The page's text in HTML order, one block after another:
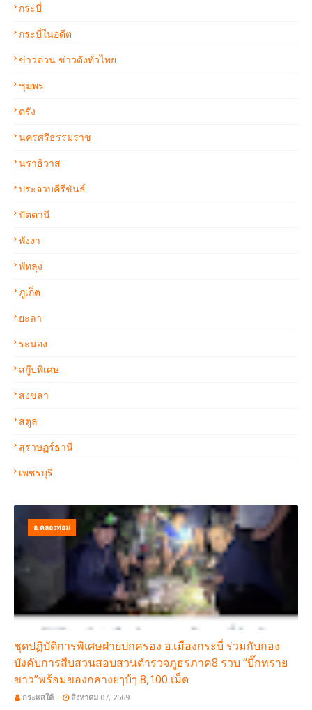
กระบี่
กระบี่ในอดีต
ข่าวด่วน ข่าวดังทั่วไทย
ชุมพร
ตรัง
นครศรีธรรมราช
นราธิวาส
ประจวบคีรีขันธ์
ปัตตานี
พังงา
พัทลุง
ภูเก็ต
ยะลา
ระนอง
สกู๊ปพิเศษ
สงขลา
สตูล
สุราษฏร์ธานี
เพชรบุรี
อ.คลองท่อม
ชุดปฏิบัติการพิเศษฝ่ายปกครอง อ.เมืองกระบี่ ร่วมกับกอง
บังคับการสืบสวนสอบสวนตำรวจภูธรภาค8 รวบ “บิ๊กทราย
ขาว”พร้อมของกลางยๅบ้ๅ 8,100 เม็ด
กระแสใต้ สิงหาคม 07, 2569